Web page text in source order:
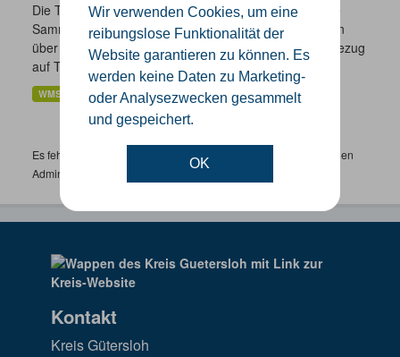
Wir verwenden Cookies, um eine
reibungslose Funktionalität der
Website garantieren zu können. Es
werden keine Daten zu Marketing-
oder Analysezwecken gesammelt
und gespeichert.
OK
Die Touristik- und Freizeitinformationen NRW sind eine
Sammlung von Daten des Landes Nordrhein-Westfalen
über ausgewählte freizeitbezogene Informationen in Bezug
auf Tourismus,...
WMS
Es fehlen spezifische Datensätze? Wenden Sie sich bitte an einen
Administrator unter:
support.gis@kreis-guetersloh.de
Kontakt
Kreis Gütersloh